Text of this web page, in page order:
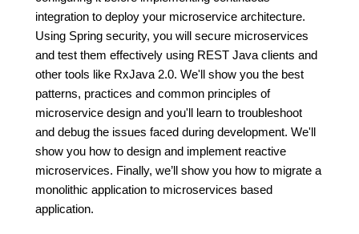
integration to deploy your microservice architecture.
Using Spring security, you will secure microservices
and test them effectively using REST Java clients and
other tools like RxJava 2.0. We'll show you the best
patterns, practices and common principles of
microservice design and you'll learn to troubleshoot
and debug the issues faced during development. We'll
show you how to design and implement reactive
microservices. Finally, we’ll show you how to migrate a
monolithic application to microservices based
application.